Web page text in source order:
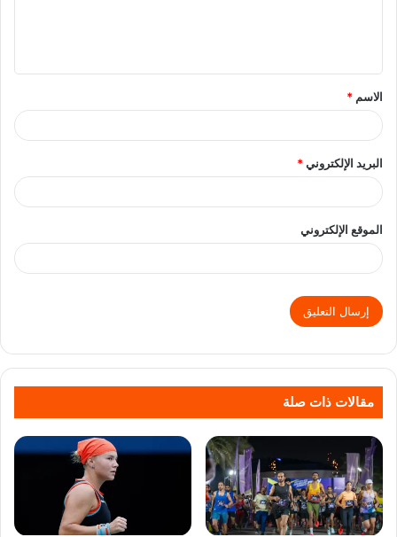
الاسم *
البريد الإلكتروني*
الموقع الإلكتروني
مقالات ذات صلة